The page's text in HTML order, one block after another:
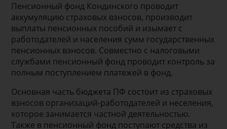
Пенсионный фонд Кондинского проводит
аккумуляцию страховых взносов, производит
выплаты пенсионных пособий и изымает с
работодателей и населения сумм государственных
пенсионных взносов. Совместно с налоговыми
службами пенсионный фонд проводит контроль за
полным поступлением платежей в фонд.
Основная часть бюджета ПФ состоит из страховых
взносов организаций-работодателей и неселения,
которое занимается частной деятельностью.
Также в пенсионный фонд поступают средства из